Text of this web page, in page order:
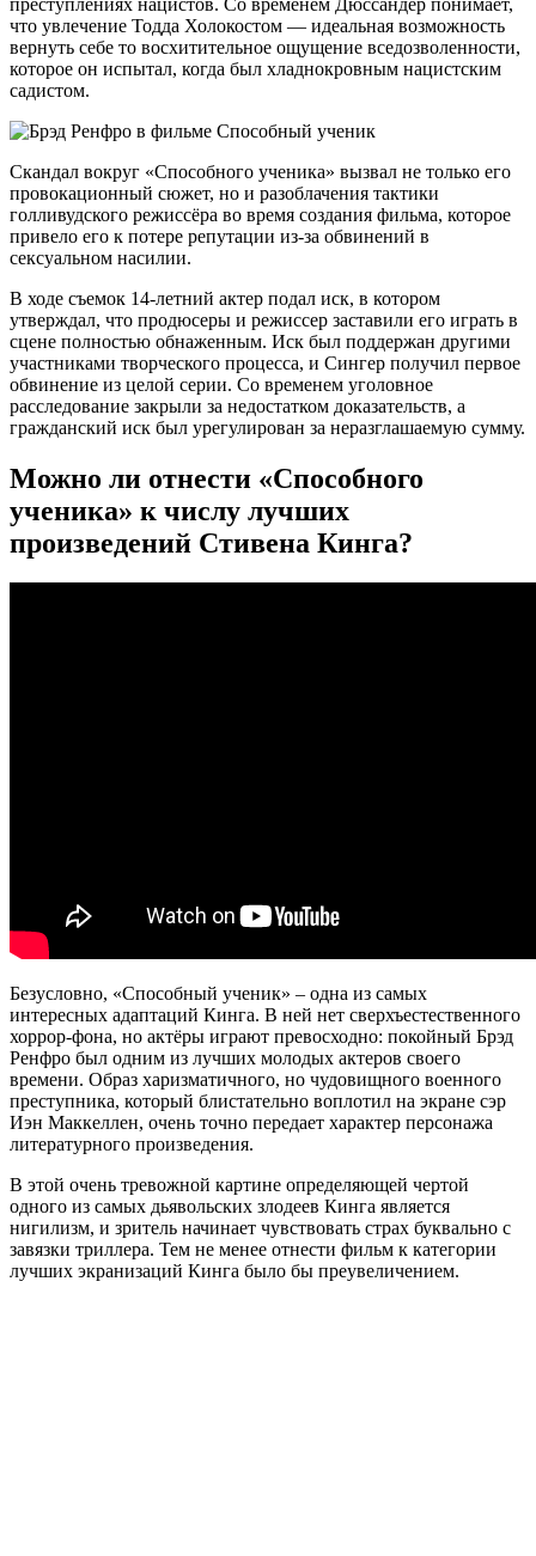
что увлечение Тодда Холокостом — идеальная возможность
вернуть себе то восхитительное ощущение вседозволенности,
которое он испытал, когда был хладнокровным нацистским
садистом.
Скандал вокруг «Способного ученика» вызвал не только его
провокационный сюжет, но и разоблачения тактики
голливудского режиссёра во время создания фильма, которое
привело его к потере репутации из-за обвинений в
сексуальном насилии.
В ходе съемок 14-летний актер подал иск, в котором
утверждал, что продюсеры и режиссер заставили его играть в
сцене полностью обнаженным. Иск был поддержан другими
участниками творческого процесса, и Сингер получил первое
обвинение из целой серии. Со временем уголовное
расследование закрыли за недостатком доказательств, а
гражданский иск был урегулирован за неразглашаемую сумму.
Можно ли отнести «Способного
ученика» к числу лучших
произведений Стивена Кинга?
Безусловно, «Способный ученик» – одна из самых
интересных адаптаций Кинга. В ней нет сверхъестественного
хоррор-фона, но актёры играют превосходно: покойный Брэд
Ренфро был одним из лучших молодых актеров своего
времени. Образ харизматичного, но чудовищного военного
преступника, который блистательно воплотил на экране сэр
Иэн Маккеллен, очень точно передает характер персонажа
литературного произведения.
В этой очень тревожной картине определяющей чертой
одного из самых дьявольских злодеев Кинга является
нигилизм, и зритель начинает чувствовать страх буквально с
завязки триллера. Тем не менее отнести фильм к категории
лучших экранизаций Кинга было бы преувеличением.